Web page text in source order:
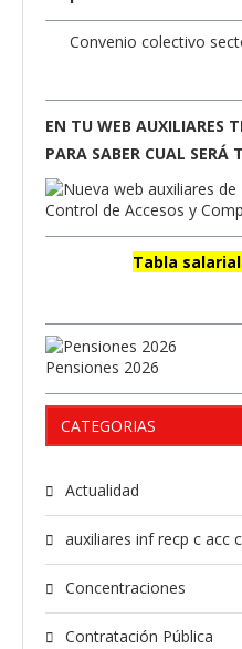
Convenio colectivo
EN TU WEB AUXILIARES
PARA SABER CUAL SERÁ
Tabla
Pensiones 2026
CATEGORIAS
Actualidad
auxiliares inf recp c acc
Concentraciones
Contratación Pública